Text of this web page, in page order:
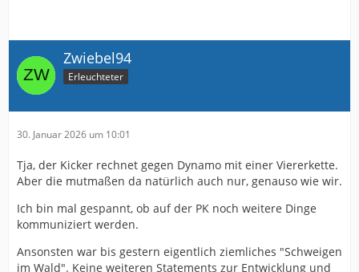
Zwiebel94
Erleuchteter
30. Januar 2026 um 10:01
Tja, der Kicker rechnet gegen Dynamo mit einer Viererkette.
Aber die mutmaßen da natürlich auch nur, genauso wie wir.
Ich bin mal gespannt, ob auf der PK noch weitere Dinge
kommuniziert werden.
Ansonsten war bis gestern eigentlich ziemliches "Schweigen
im Wald". Keine weiteren Statements zur Entwicklung und